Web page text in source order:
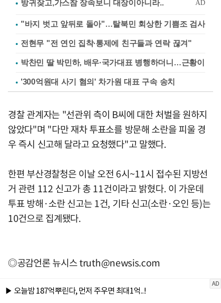
"바지 벗고 앞뒤로 돌아"…탈북민 회상한 기쁨조 검사
전현무 "전 연인 집착·통제에 친구들과 연락 끊겨"
박찬민 딸 박민하, 배우·국가대표 병행하더니…근황이
'300억원대 사기 혐의' 차가원 대표 구속 송치
경찰 관계자는 "선관위 측이 B씨에 대한 처벌을 원하지
않았다"며 "다만 재차 투표소를 방문해 소란을 피울 경
우 즉시 신고해 달라고 요청했다"고 말했다.
한편 부산경찰청은 이날 오전 6시~11시 접수된 지방선
거 관련 112 신고가 총 11건이라고 밝혔다. 이 가운데
투표 방해·소란 신고는 1건, 기타 신고(소란·오인 등)는
10건으로 집계됐다.
◎공감언론 뉴시스truth@newsis.com